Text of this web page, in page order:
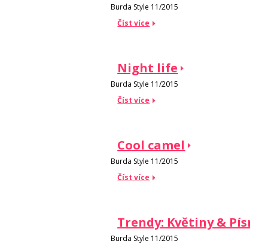
Burda Style 11/2015
Číst více
Night life
Burda Style 11/2015
Číst více
Cool camel
Burda Style 11/2015
Číst více
Trendy: Květiny &
Burda Style 11/2015